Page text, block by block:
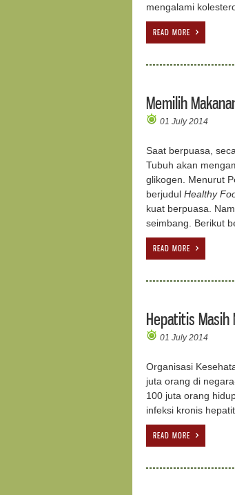
mengalami
READ MORE
Memilih
01 July 2014
Saat berpuasa,
Tubuh akan
glikogen. Menurut
berjudul Healthy
kuat berpuasa.
seimbang. Berikut
READ MORE
Hepatitis Masih
01 July 2014
Organisasi
juta orang di
100 juta orang
infeksi kronis
READ MORE